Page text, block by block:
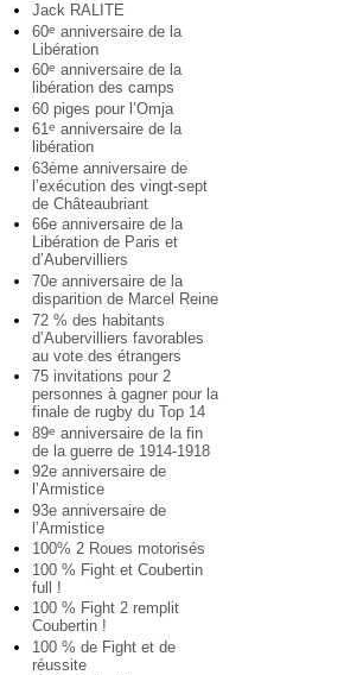
Jack RALITE
60e anniversaire de la
Libération
60e anniversaire de la
libération des camps
60 piges pour l’Omja
61e anniversaire de la
libération
63ème anniversaire de
l’exécution des vingt-sept
de Châteaubriant
66e anniversaire de la
Libération de Paris et
d’Aubervilliers
70e anniversaire de la
disparition de Marcel Reine
72 % des habitants
d’Aubervilliers favorables
au vote des étrangers
75 invitations pour 2
personnes à gagner pour la
finale de rugby du Top 14
89e anniversaire de la fin
de la guerre de 1914-1918
92e anniversaire de
l’Armistice
93e anniversaire de
l’Armistice
100% 2 Roues motorisés
100 % Fight et Coubertin
full !
100 % Fight 2 remplit
Coubertin !
100 % de Fight et de
réussite